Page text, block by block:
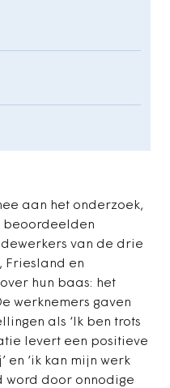
aan het onderzoek,
beoordeelden
van de drie
Friesland en
hun baas: het
werknemers gaven
als ‘Ik ben trots
levert een positieve
‘ik kan mijn werk
word door onnodige